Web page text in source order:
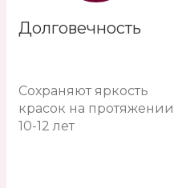
Долговечность
Сохраняют яркость
красок на протяжении
10-12 лет